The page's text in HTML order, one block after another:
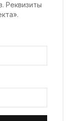
Реквизиты